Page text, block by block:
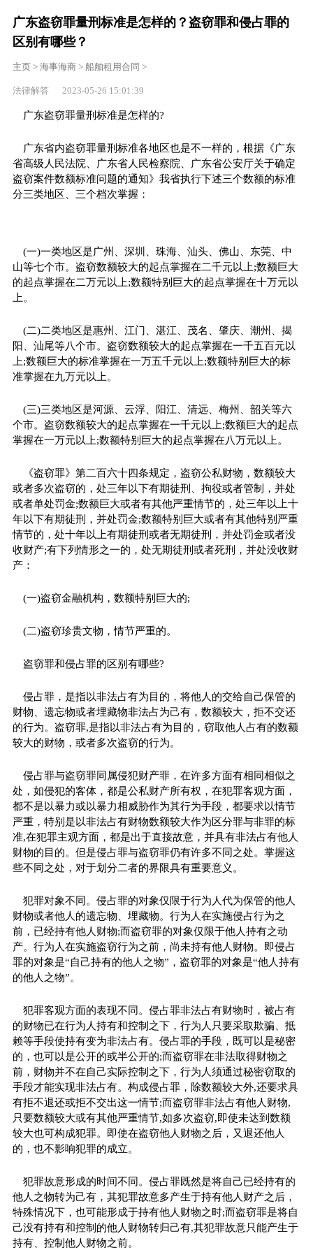
广东盗窃罪量刑标准是怎样的？盗窃罪和侵占罪的
区别有哪些？
主页> 海事海商> 船舶租用合同 >
法律解答 2023-05-26 15:01:39
广东盗窃罪量刑标准是怎样的?
广东省内盗窃罪量刑标准各地区也是不一样的，根据《广东
省高级人民法院、广东省人民检察院、广东省公安厅关于确定
盗窃案件数额标准问题的通知》我省执行下述三个数额的标准
分三类地区、三个档次掌握：
(一)一类地区是广州、深圳、珠海、汕头、佛山、东莞、中
山等七个市。盗窃数额较大的起点掌握在二千元以上;数额巨大
的起点掌握在二万元以上;数额特别巨大的起点掌握在十万元以
上。
(二)二类地区是惠州、江门、湛江、茂名、肇庆、潮州、揭
阳、汕尾等八个市。盗窃数额较大的起点掌握在一千五百元以
上;数额巨大的标准掌握在一万五千元以上;数额特别巨大的标
准掌握在九万元以上。
(三)三类地区是河源、云浮、阳江、清远、梅州、韶关等六
个市。盗窃数额较大的起点掌握在一千元以上;数额巨大的起点
掌握在一万元以上;数额特别巨大的起点掌握在八万元以上。
《盗窃罪》第二百六十四条规定，盗窃公私财物，数额较大
或者多次盗窃的，处三年以下有期徒刑、拘役或者管制，并处
或者单处罚金;数额巨大或者有其他严重情节的，处三年以上十
年以下有期徒刑，并处罚金;数额特别巨大或者有其他特别严重
情节的，处十年以上有期徒刑或者无期徒刑，并处罚金或者没
收财产;有下列情形之一的，处无期徒刑或者死刑，并处没收财
产：
(一)盗窃金融机构，数额特别巨大的;
(二)盗窃珍贵文物，情节严重的。
盗窃罪和侵占罪的区别有哪些?
侵占罪，是指以非法占有为目的，将他人的交给自己保管的
财物、遗忘物或者埋藏物非法占为己有，数额较大，拒不交还
的行为。盗窃罪,是指以非法占有为目的，窃取他人占有的数额
较大的财物，或者多次盗窃的行为。
侵占罪与盗窃罪同属侵犯财产罪，在许多方面有相同相似之
处，如侵犯的客体，都是公私财产所有权，在犯罪客观方面，
都不是以暴力或以暴力相威胁作为其行为手段，都要求以情节
严重，特别是以非法占有财物数额较大作为区分罪与非罪的标
准,在犯罪主观方面，都是出于直接故意，并具有非法占有他人
财物的目的。但是侵占罪与盗窃罪仍有许多不同之处。掌握这
些不同之处，对于划分二者的界限具有重要意义。
犯罪对象不同。侵占罪的对象仅限于行为人代为保管的他人
财物或者他人的遗忘物、埋藏物。行为人在实施侵占行为之
前，已经持有他人财物;而盗窃罪的对象仅限于他人持有之动
产。行为人在实施盗窃行为之前，尚未持有他人财物。即侵占
罪的对象是“自己持有的他人之物”，盗窃罪的对象是“他人持有
的他人之物”。
犯罪客观方面的表现不同。侵占罪非法占有财物时，被占有
的财物已在行为人持有和控制之下，行为人只要采取欺骗、抵
赖等手段使持有变为非法占有。侵占罪的手段，既可以是秘密
的，也可以是公开的或半公开的;而盗窃罪在非法取得财物之
前，财物并不在自己实际控制之下，行为人须通过秘密窃取的
手段才能实现非法占有。构成侵占罪，除数额较大外,还要求具
有拒不退还或拒不交出这一情节;而盗窃罪非法占有他人财物,
只要数额较大或有其他严重情节,如多次盗窃,即使未达到数额
较大也可构成犯罪。即使在盗窃他人财物之后，又退还他人
的，也不影响犯罪的成立。
犯罪故意形成的时间不同。侵占罪既然是将自己已经持有的
他人之物转为己有，其犯罪故意多产生于持有他人财产之后，
特殊情况下，也可能形成于持有他人财物之时;而盗窃罪是将自
己没有持有和控制的他人财物转归己有,其犯罪故意只能产生于
持有、控制他人财物之前。